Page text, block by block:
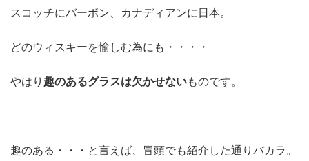
スコッチにバーボン、カナディアンに日本。
どのウィスキーを愉しむ為にも・・・・
やはり 趣のあるグラスは欠かせないものです。
趣のある・・・と言えば、冒頭でも紹介した通りバカラ。